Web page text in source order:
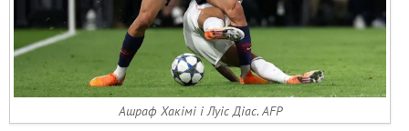
Ашраф Хакімі і Луіс Діас. AFP